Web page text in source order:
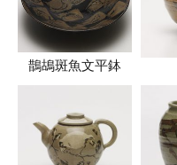
鵲鴣斑魚文平鉢